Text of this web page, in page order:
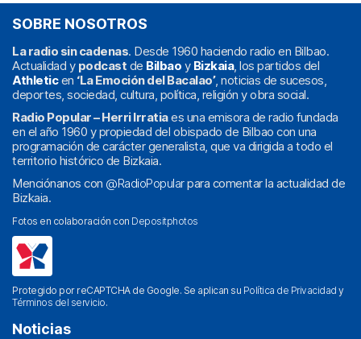
SOBRE NOSOTROS
La radio sin cadenas. Desde 1960 haciendo radio en Bilbao.
Actualidad y podcast de Bilbao y Bizkaia, los partidos del
Athleticen ‘La Emoción del Bacalao’, noticias de sucesos,
deportes, sociedad, cultura, política, religión y obra social.
Radio Popular – Herri Irratiaes una emisora de radio fundada
en el año 1960 y propiedad del obispado de Bilbao con una
programación de carácter generalista, que va dirigida a todo el
territorio histórico de Bizkaia.
Menciónanos con @RadioPopularpara comentar la actualidad de
Bizkaia.
Fotos en colaboración con Depositphotos
Protegido por reCAPTCHA de Google. Se aplican su Política de Privacidad y
Términos del servicio.
Noticias